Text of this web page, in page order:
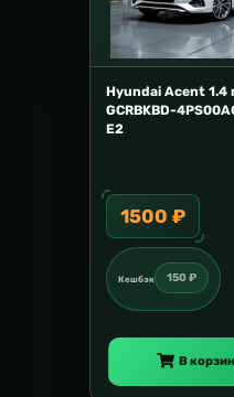
Hyundai Acent 1.4
GCRBKBD-
E2
1500 ₽
Кешбэк 150 ₽
В